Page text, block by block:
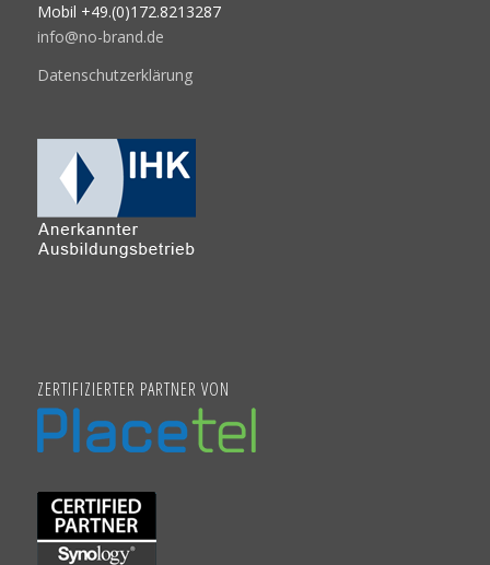
Mobil +49.(0)172.8213287
info@no-brand.de
Datenschutzerklärung
ZERTIFIZIERTER PARTNER VON